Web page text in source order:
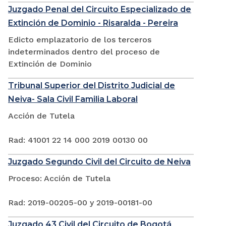
Juzgado Penal del Circuito Especializado de
Extinción de Dominio - Risaralda - Pereira
Edicto emplazatorio de los terceros
indeterminados dentro del proceso de
Extinción de Dominio
Tribunal Superior del Distrito Judicial de
Neiva- Sala Civil Familia Laboral
Acción de Tutela
Rad: 41001 22 14 000 2019 00130 00
Juzgado Segundo Civil del Circuito de Neiva
Proceso: Acción de Tutela
Rad: 2019-00205-00 y 2019-00181-00